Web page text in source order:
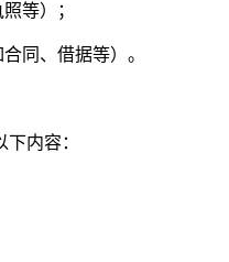
等）；
同、借据等）。
内容：